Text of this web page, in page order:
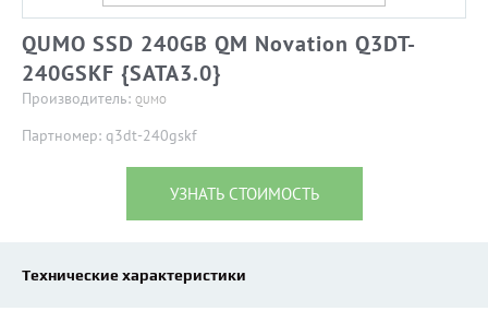
QUMO SSD 240GB QM Novation Q3DT-
240GSKF {SATA3.0}
Производитель: QUMO
Партномер: q3dt-240gskf
УЗНАТЬ СТОИМОСТЬ
Технические характеристики